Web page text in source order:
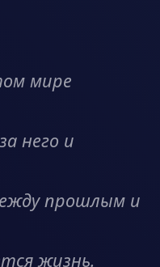
мире
него и
прошлым и
жизнь.